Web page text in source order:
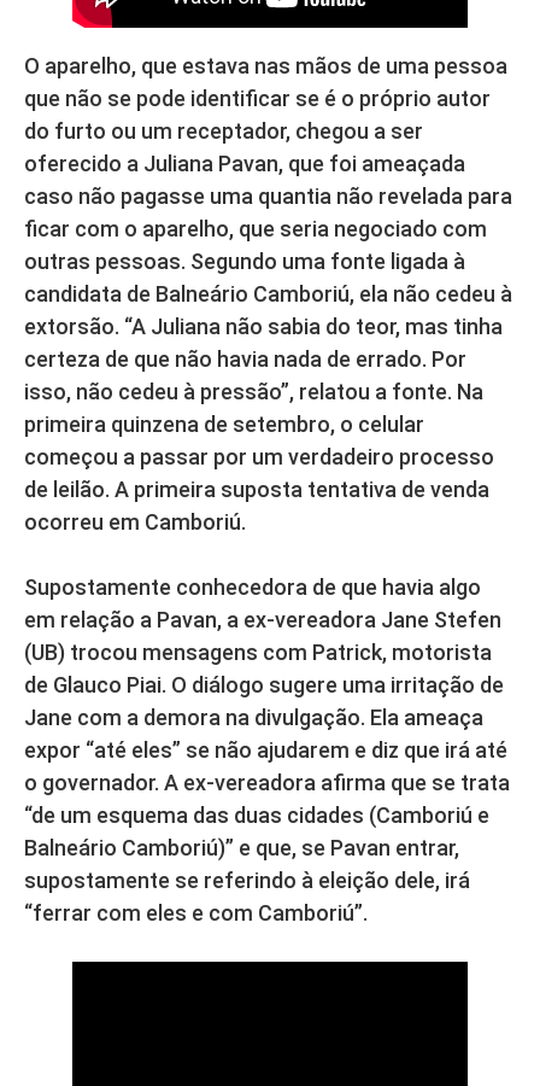
O aparelho, que estava nas mãos de uma pessoa
que não se pode identificar se é o próprio autor
do furto ou um receptador, chegou a ser
oferecido a Juliana Pavan, que foi ameaçada
caso não pagasse uma quantia não revelada para
ficar com o aparelho, que seria negociado com
outras pessoas. Segundo uma fonte ligada à
candidata de Balneário Camboriú, ela não cedeu à
extorsão. “A Juliana não sabia do teor, mas tinha
certeza de que não havia nada de errado. Por
isso, não cedeu à pressão”, relatou a fonte. Na
primeira quinzena de setembro, o celular
começou a passar por um verdadeiro processo
de leilão. A primeira suposta tentativa de venda
ocorreu em Camboriú.
Supostamente conhecedora de que havia algo
em relação a Pavan, a ex-vereadora Jane Stefen
(UB) trocou mensagens com Patrick, motorista
de Glauco Piai. O diálogo sugere uma irritação de
Jane com a demora na divulgação. Ela ameaça
expor “até eles” se não ajudarem e diz que irá até
o governador. A ex-vereadora afirma que se trata
“de um esquema das duas cidades (Camboriú e
Balneário Camboriú)” e que, se Pavan entrar,
supostamente se referindo à eleição dele, irá
“ferrar com eles e com Camboriú”.